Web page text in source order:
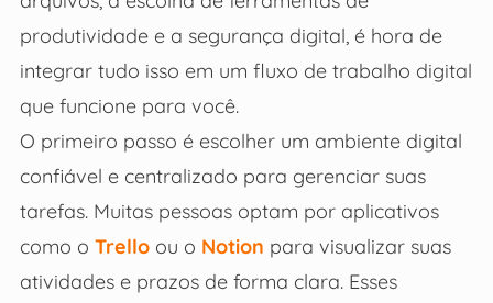
produtividade e a segurança digital, é hora de
integrar tudo isso em um fluxo de trabalho digital
que funcione para você.
O primeiro passo é escolher um ambiente digital
confiável e centralizado para gerenciar suas
tarefas. Muitas pessoas optam por aplicativos
como o Trelloou o Notion para visualizar suas
atividades e prazos de forma clara. Esses